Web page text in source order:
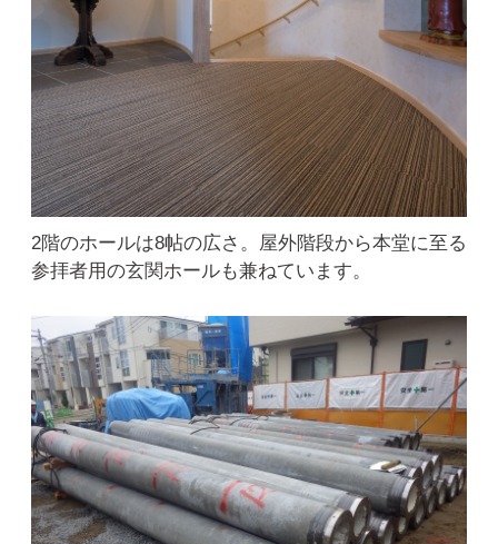
2階のホールは8帖の広さ。屋外階段から本堂に至る
参拝者用の玄関ホールも兼ねています。